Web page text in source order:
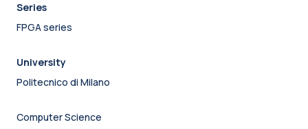
Series
FPGA series
University
Politecnico di Milano
Computer Science